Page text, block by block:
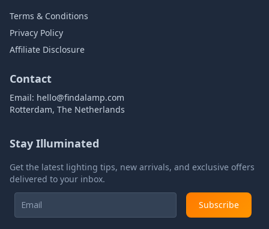
Terms & Conditions
Privacy Policy
Affiliate Disclosure
Contact
Email: hello@findalamp.com
Rotterdam, The Netherlands
Stay Illuminated
Get the latest lighting tips, new arrivals, and exclusive offers
delivered to your inbox.
Subscribe